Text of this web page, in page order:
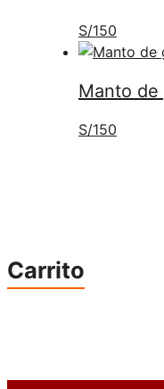
S/150
Manto de
S/150
Carrito